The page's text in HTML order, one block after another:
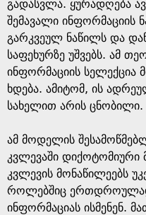
გადასვლა. ყურადღება
შემავალი ინფორმაციის
გარკვეულ ნაწილს და
საფეხურზე უშვებს. ამ
ინფორმაციის სელექცია
ხდება. ამიტომ, ის
სახელით არის ცნობილი.
ამ მოდელის
კვლევაში დიქოტომიური
კვლევის მონაწილეებს
როლებშიც
ინფორმაციას ისმენენ.